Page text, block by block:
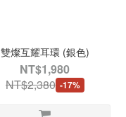
雙燦互耀耳環 (銀色)
NT$1,980
NT$2,380 -17%